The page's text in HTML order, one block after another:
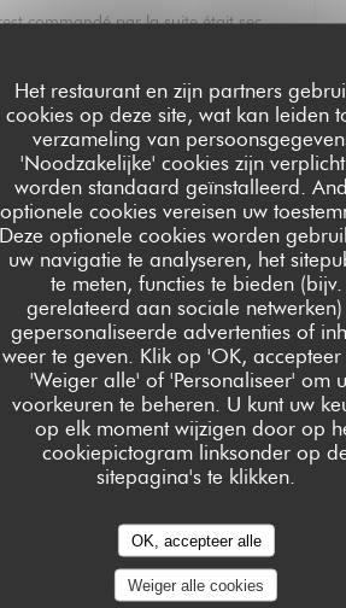
Het restaurant en zijn partners
cookies op deze site, wat kan leiden
verzameling van
'Noodzakelijke' cookies zijn
worden standaard geïnstalleerd.
optionele cookies vereisen uw
Deze optionele cookies worden
uw navigatie te analyseren, het
te meten, functies te bieden (bijv.
gerelateerd aan sociale
gepersonaliseerde advertenties of
weer te geven. Klik op 'OK,
'Weiger alle' of 'Personaliseer' om
voorkeuren te beheren. U kunt uw
op elk moment wijzigen door op
cookiepictogram linksonder op
sitepagina's te klikken.
OK, accepteer alle
Weiger alle cookies
commandé par la suite était sec
il y a plusieurs jours. Je sais
mois d’août et que votre
essentiellement avec un clientèle
mais je trouve tout cela
suite à d’autres déconvenues
précédents passages: mayonnaise
parce que, dixit le serveur, il n’y
faire la mayonnaise ce jour là. Autre
: j’ai téléphoné un soir pour
il m’a été répondu que le restaurant
en anglais quelques minutes
à un « of course sir, at what time do
Cela s’appelle de la discrimination qui
les personnes racisees. Pour toutes ces
votre établissement de mes listes et je
passé d’excellents moments au
à vous. Gwénolé JAN